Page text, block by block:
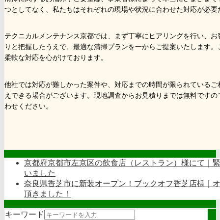
つとしてなく、私たちはそれぞれの現場や状況に合わせた対応が必
テクニカルメンテナンス京都では、まず丁寧にヒアリングを行い、
りと把握したうえで、最適な清掃プランを一からご提案いたします
柔軟な対応を心がけております。
他社では対応が難しかった案件や、対応までの時間が限られている
えできる場合がございます。現地調査からお見積りまでは無料です
わせください。
京都府京都市左京区の飲食店（レストラン）様にて｜
いました
奈良県香芝市に新装オープン！ブックオフ香芝店様｜
頂きました！
キーワード